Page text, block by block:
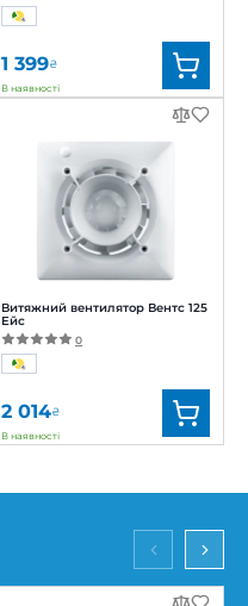
1 399₴
В наявності
Вентс
Артикул:
0000215598
Діаметр:
100 мм
Потужність:
Рівень
шуму:
Витяжний вентилятор Вентс 125
Ейс
0
2 014₴
В наявності
Артикул: 0688226023
125 мм